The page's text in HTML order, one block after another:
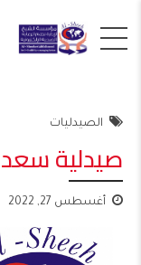
الصيدليات
صيدلية
أغسطس 27, 2022